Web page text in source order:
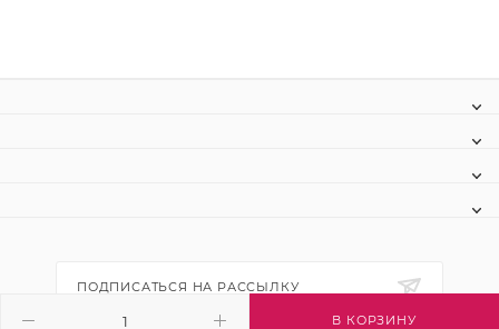
В КОРЗИНУ
ПОДПИСАТЬСЯ НА РАССЫЛКУ